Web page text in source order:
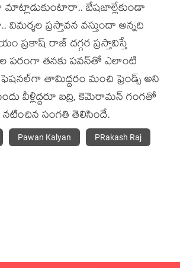
బేషజాల్లేకుండా
ప్రస్తావన వస్తుందా అన్నది
ప్రకాష్ రాజ్ దగ్గర ప్రస్తావిస్తే
పరంగా తనకు పవన్‌తో ఎలాంటి
తామిద్దరం మంచి ఫ్రెండ్స్ అని
వీళ్లిద్దరూ బద్రి, కెమెరామన్ గంగతో
సంగతి తెలిసిందే.
Pawan Kalyan PRakash Raj